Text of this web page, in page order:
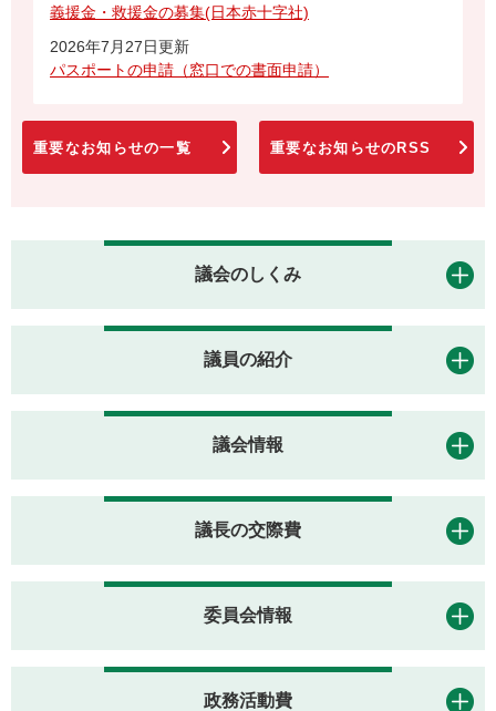
義援金・救援金の募集(日本赤十字社)
2026年7月27日更新
パスポートの申請（窓口での書面申請）
重要なお知らせの一覧 重要なお知らせのRSS
議会のしくみ
議員の紹介
議会情報
議長の交際費
委員会情報
政務活動費